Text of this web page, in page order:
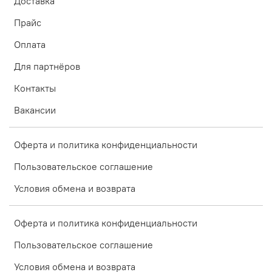
Прайс
Оплата
Для партнёров
Контакты
Вакансии
Оферта и политика конфиденциальности
Пользовательское соглашение
Условия обмена и возврата
Оферта и политика конфиденциальности
Пользовательское соглашение
Условия обмена и возврата